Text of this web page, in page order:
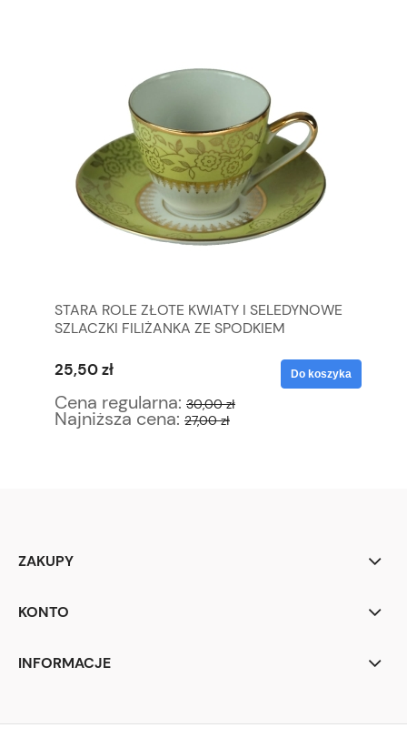
STARA ROLE ZŁOTE KWIATY I SELEDYNOWE
SZLACZKI FILIŻANKA ZE SPODKIEM
25,50 zł
Cena regularna: 30,00 zł
Najniższa cena: 27,00 zł
Do koszyka
ZAKUPY
KONTO
INFORMACJE